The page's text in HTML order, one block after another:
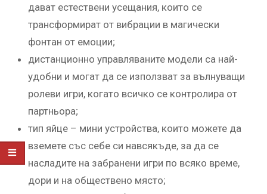
дават естествени усещания, които се
трансформират от вибрации в магически
фонтан от емоции;
дистанционно управляваните модели са най-
удобни и могат да се използват за вълнуващи
ролеви игри, когато всичко се контролира от
партньора;
тип яйце – мини устройства, които можете да
вземете със себе си навсякъде, за да се
насладите на забранени игри по всяко време,
дори и на обществено място;